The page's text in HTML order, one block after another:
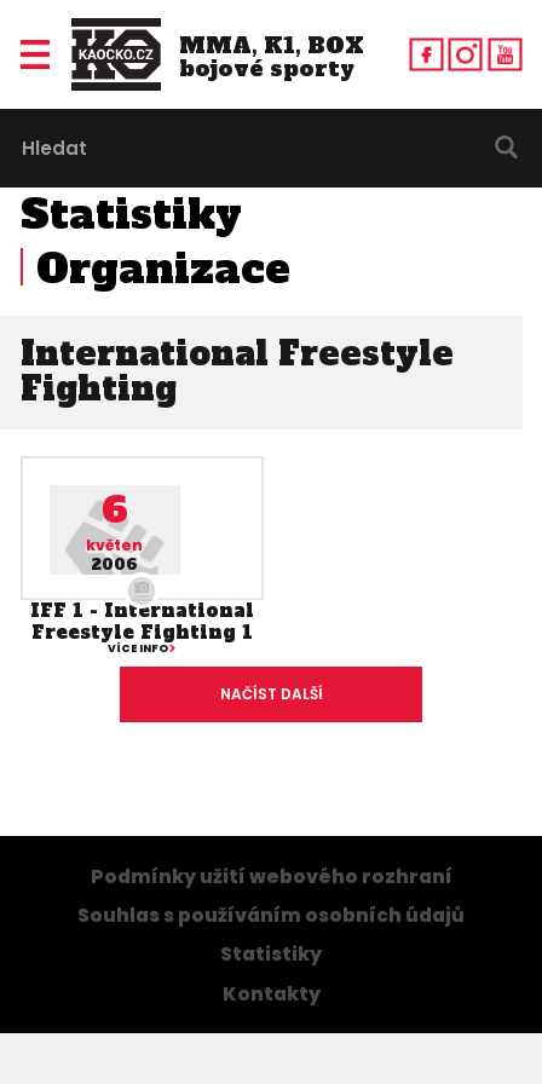
MMA, K1, BOX
bojové sporty
Statistiky
Organizace
International Freestyle
Fighting
6
květen
2006
IFF 1 - International
Freestyle Fighting 1
VÍCE INFO
NAČÍST DALŠÍ
Podmínky užití webového rozhraní
Souhlas s používáním osobních údajů
Statistiky
Kontakty